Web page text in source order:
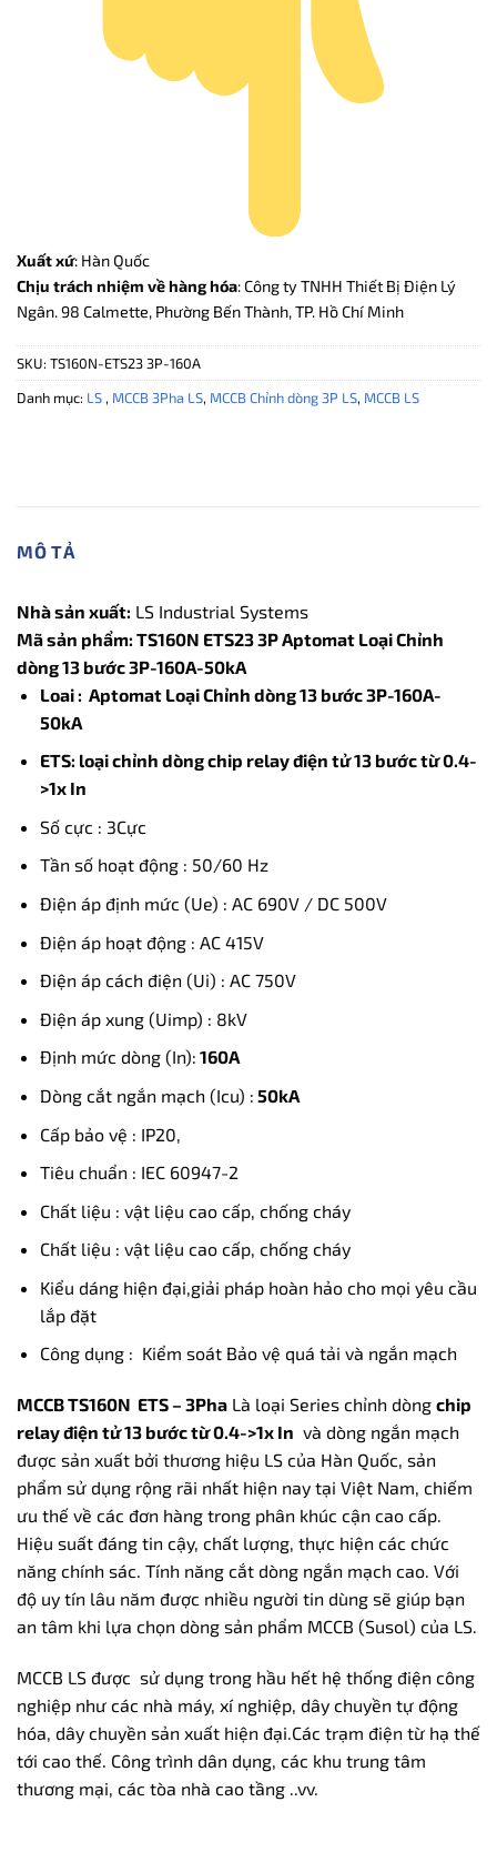
Xuất xứ: Hàn Quốc
Chịu trách nhiệm về hàng hóa: Công ty TNHH Thiết Bị Điện Lý
Ngân. 98 Calmette, Phường Bến Thành, TP. Hồ Chí Minh
SKU: TS160N-ETS23 3P-160A
Danh mục: LS , MCCB 3Pha LS, MCCB Chỉnh dòng 3P LS, MCCB LS
MÔ TẢ
Nhà sản xuất: LS Industrial Systems
Mã sản phẩm: TS160N ETS23 3P Aptomat Loại Chỉnh
dòng 13 bước 3P-160A-50kA
Loai : Aptomat Loại Chỉnh dòng 13 bước 3P-160A-
50kA
ETS: loại chỉnh dòng chip relay điện tử 13 bước từ 0.4-
>1x In
Số cực : 3Cực
Tần số hoạt động : 50/60 Hz
Điện áp định mức (Ue) : AC 690V / DC 500V
Điện áp hoạt động : AC 415V
Điện áp cách điện (Ui) : AC 750V
Điện áp xung (Uimp) : 8kV
Định mức dòng (In): 160A
Dòng cắt ngắn mạch (Icu) : 50kA
Cấp bảo vệ : IP20,
Tiêu chuẩn : IEC 60947-2
Chất liệu : vật liệu cao cấp, chống cháy
Chất liệu : vật liệu cao cấp, chống cháy
Kiểu dáng hiện đại,giải pháp hoàn hảo cho mọi yêu cầu
lắp đặt
Công dụng : Kiểm soát Bảo vệ quá tải và ngắn mạch
MCCB TS160N ETS – 3Pha Là loại Series chỉnh dòng chip
relay điện tử 13 bước từ 0.4->1x In và dòng ngắn mạch
được sản xuất bởi thương hiệu LS của Hàn Quốc, sản
phẩm sử dụng rộng rãi nhất hiện nay tại Việt Nam, chiếm
ưu thế về các đơn hàng trong phân khúc cận cao cấp.
Hiệu suất đáng tin cậy, chất lượng, thực hiện các chức
năng chính sác. Tính năng cắt dòng ngắn mạch cao. Với
độ uy tín lâu năm được nhiều người tin dùng sẽ giúp bạn
an tâm khi lựa chọn dòng sản phẩm MCCB (Susol) của LS.
MCCB LS được sử dụng trong hầu hết hệ thống điện công
nghiệp như các nhà máy, xí nghiệp, dây chuyền tự động
hóa, dây chuyền sản xuất hiện đại.Các trạm điện từ hạ thế
tới cao thế. Công trình dân dụng, các khu trung tâm
thương mại, các tòa nhà cao tầng ..vv.